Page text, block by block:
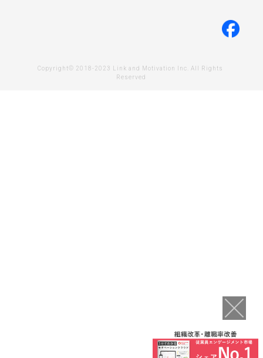
Copyright© 2018-2023 Link and Motivation Inc. All Rights
Reserved